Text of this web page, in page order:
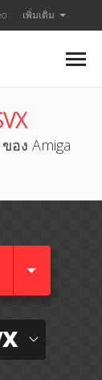
เพิ่มเติม
อง Amiga